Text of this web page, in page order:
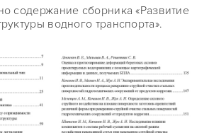
содержание сборника «Развитие
водного транспорта».